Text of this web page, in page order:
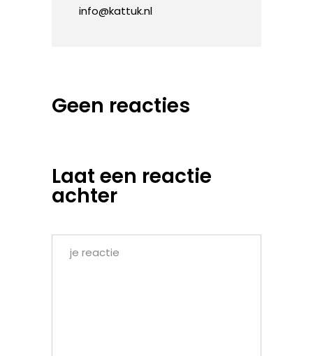
info@kattuk.nl
Geen reacties
Laat een reactie
achter